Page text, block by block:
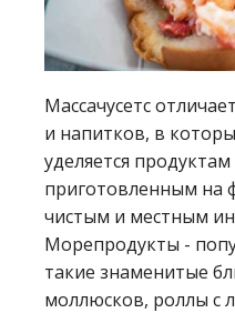
Массачусетс
и напитков, в
уделяется
приготовленным на
чистым и местным
Морепродукты -
такие знаменитые
моллюсков, роллы с